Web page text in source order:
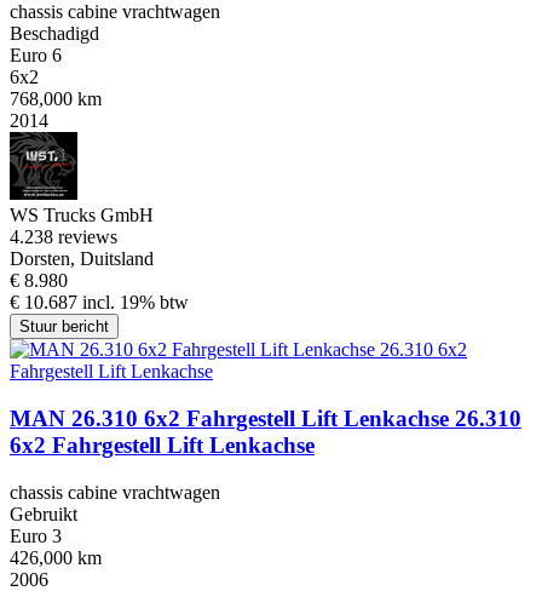
chassis cabine vrachtwagen
Beschadigd
Euro 6
6x2
768,000 km
2014
WS Trucks GmbH
4.238 reviews
Dorsten, Duitsland
€ 8.980
€ 10.687 incl. 19% btw
Stuur bericht
MAN 26.310 6x2 Fahrgestell Lift Lenkachse 26.310
6x2 Fahrgestell Lift Lenkachse
chassis cabine vrachtwagen
Gebruikt
Euro 3
426,000 km
2006